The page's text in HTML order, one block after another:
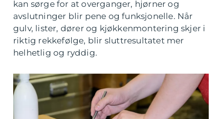
kan sørge for at overganger, hjørner og
avslutninger blir pene og funksjonelle. Når
gulv, lister, dører og kjøkkenmontering skjer i
riktig rekkefølge, blir sluttresultatet mer
helhetlig og ryddig.